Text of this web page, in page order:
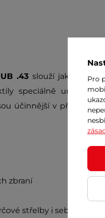
.43 slouží jako
speciálně určené.
účinnější v případě
zbraní
střelby i sebeobranu
Pro